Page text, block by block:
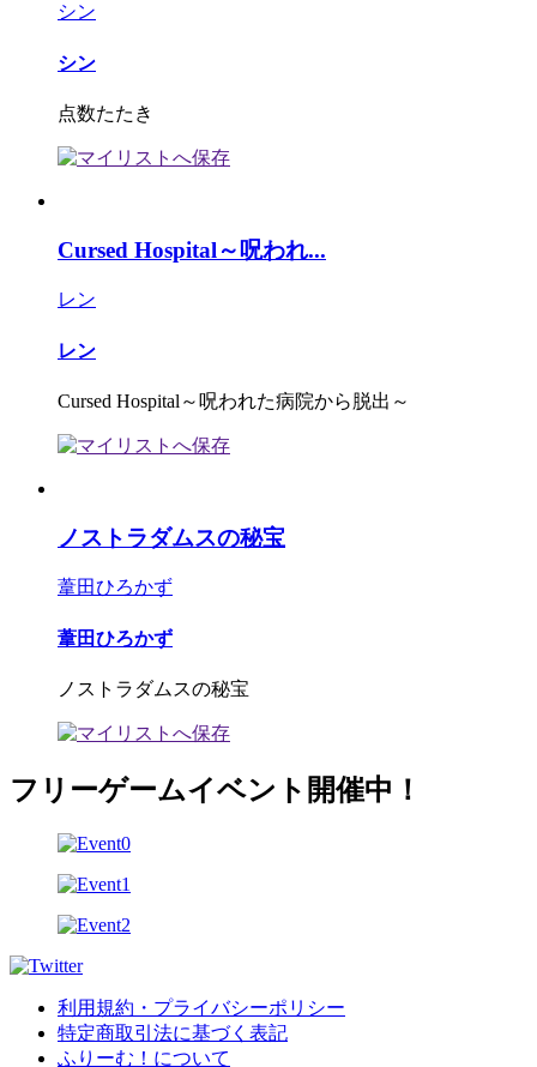
シン
シン
点数たたき
Cursed Hospital～呪われ...
レン
レン
Cursed Hospital～呪われた病院から脱出～
ノストラダムスの秘宝
葦田ひろかず
葦田ひろかず
ノストラダムスの秘宝
フリーゲームイベント開催中！
利用規約・プライバシーポリシー
特定商取引法に基づく表記
ふりーむ！について